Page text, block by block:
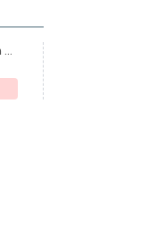
Indeks Saham Syariah Indonesia